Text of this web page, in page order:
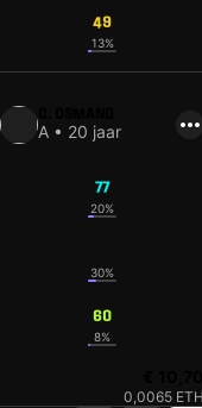
49
13%
A • 20 jaar
77
20%
30%
60
8%
0,0065 ETH